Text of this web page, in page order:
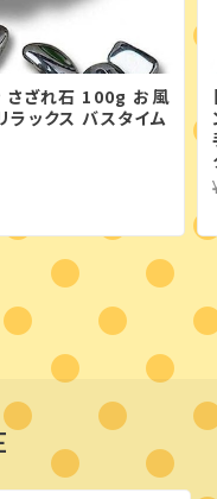
さざれ石 100g お風
ックス バスタイム